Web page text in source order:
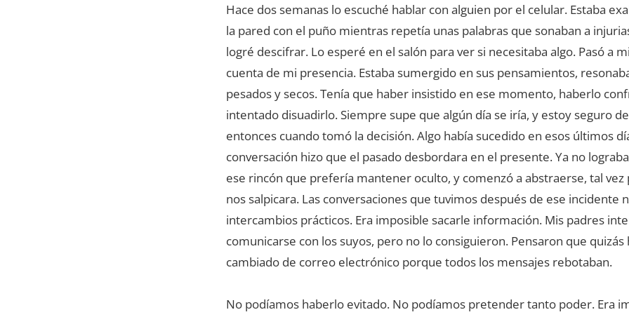
Hace dos semanas lo escuché hablar con alguien por el celular. Estaba
la pared con el puño mientras repetía unas palabras que sonaban a
logré descifrar. Lo esperé en el salón para ver si necesitaba algo. Pasó a
cuenta de mi presencia. Estaba sumergido en sus pensamientos,
pesados y secos. Tenía que haber insistido en ese momento, haberlo
intentado disuadirlo. Siempre supe que algún día se iría, y estoy seguro
entonces cuando tomó la decisión. Algo había sucedido en esos últimos
conversación hizo que el pasado desbordara en el presente. Ya no
ese rincón que prefería mantener oculto, y comenzó a abstraerse, tal vez
nos salpicara. Las conversaciones que tuvimos después de ese incidente
intercambios prácticos. Era imposible sacarle información. Mis padres
comunicarse con los suyos, pero no lo consiguieron. Pensaron que quizás
cambiado de correo electrónico porque todos los mensajes rebotaban.
No podíamos haberlo evitado. No podíamos pretender tanto poder. Era